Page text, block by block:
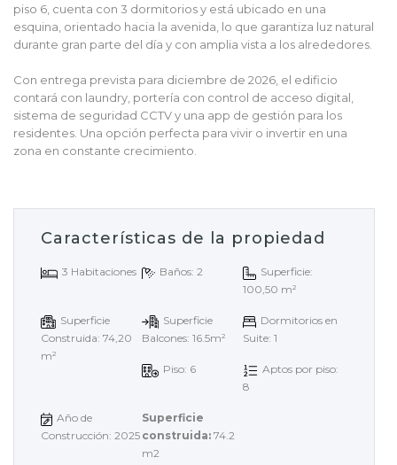
piso 6, cuenta con 3 dormitorios y está ubicado en una
esquina, orientado hacia la avenida, lo que garantiza luz natural
durante gran parte del día y con amplia vista a los alrededores.
Con entrega prevista para diciembre de 2026, el edificio
contará con laundry, portería con control de acceso digital,
sistema de seguridad CCTV y una app de gestión para los
residentes. Una opción perfecta para vivir o invertir en una
zona en constante crecimiento.
Características de la propiedad
3 Habitaciones Baños: 2
Superficie:
100,50 m²
Superficie
Construida: 74,20
m²
Superficie
Balcones: 16.5m²
Dormitorios en
Suite: 1
Piso: 6
Aptos por piso:
8
Año de
Construcción: 2025
Superficie
construida:74.2
m2